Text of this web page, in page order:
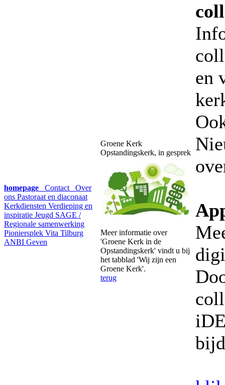
homepage Contact
Over
ons Pastoraat en diaconaat
Kerkdiensten Verdieping en
inspiratie Jeugd SAGE /
Regionale samenwerking
Pioniersplek Vita Tilburg
ANBI Geven
Groene Kerk
Opstandingskerk, in gesprek
Meer informatie over
'Groene Kerk in de
Opstandingskerk' vindt u bij
het tabblad 'Wij zijn een
Groene Kerk'.
terug
en